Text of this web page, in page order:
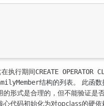
执行期间CREATE OPERATOR
结构的列表。 此函
形式是合理的，但不能验证是
心代码初始化为对opclass的硬依